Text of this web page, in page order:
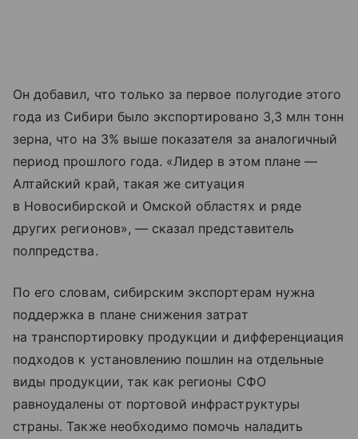
Он добавил, что только за первое полугодие этого
года из Сибири было экспортировано 3,3 млн тонн
зерна, что на 3% выше показателя за аналогичный
период прошлого года. «Лидер в этом плане —
Алтайский край, такая же ситуация
в Новосибирской и Омской областях и ряде
других регионов», — сказал представитель
полпредства.
По его словам, сибирским экспортерам нужна
поддержка в плане снижения затрат
на транспортировку продукции и дифференциация
подходов к установлению пошлин на отдельные
виды продукции, так как регионы СФО
равноудалены от портовой инфраструктуры
страны. Также необходимо помочь наладить